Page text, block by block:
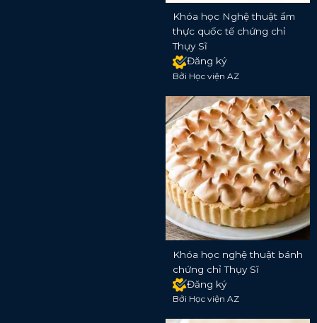
Khóa học Nghệ thuật ẩm
thực quốc tế chứng chỉ
Thụy Sĩ
Đăng ký
Bởi Học viện AZ
Khóa học nghệ thuật bánh
chứng chỉ Thụy Sĩ
Đăng ký
Bởi Học viện AZ